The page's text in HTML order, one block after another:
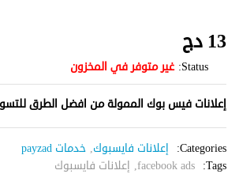
13 دج
Status: غير متوفر في المخزون
إعلانات فيس بوك الممولة من افضل الطرق
Categories: إعلانات فايسبوك, خدمات payzad
Tags:
facebook ads
, إعلانات فايسبوك